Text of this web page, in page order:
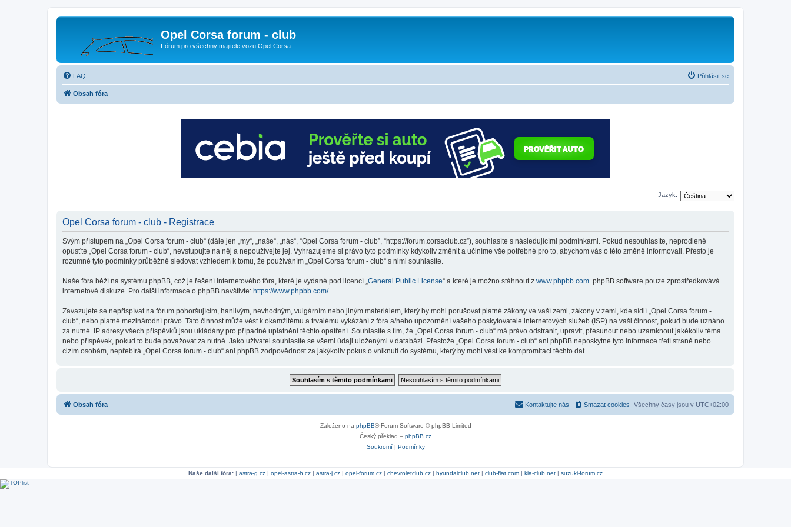
Opel Corsa forum - club
Fórum pro všechny majitele vozu Opel Corsa
FAQ Přihlásit se
Obsah fóra
Jazyk:
Opel Corsa forum - club - Registrace
Svým přístupem na „Opel Corsa forum - club“ (dále jen „my“, „naše“, „nás“, “Opel Corsa forum - club”, “https://forum.corsaclub.cz”), souhlasíte s následujícími podmínkami. Pokud nesouhlasíte, neprodleně
opusťte „Opel Corsa forum - club“, nevstupujte na něj a nepoužívejte jej. Vyhrazujeme si právo tyto podmínky kdykoliv změnit a učiníme vše potřebné pro to, abychom vás o této změně informovali. Přesto je
rozumné tyto podmínky průběžně sledovat vzhledem k tomu, že používáním „Opel Corsa forum - club“ s nimi souhlasíte.
Naše fóra běží na systému phpBB, což je řešení internetového fóra, které je vydané pod licencí „General Public License“ a které je možno stáhnout z www.phpbb.com. phpBB software pouze zprostředkovává
internetové diskuze. Pro další informace o phpBB navštivte: https://www.phpbb.com/.
Zavazujete se nepřispívat na fórum pohoršujícím, hanlivým, nevhodným, vulgárním nebo jiným materiálem, který by mohl porušovat platné zákony ve vaší zemi, zákony v zemi, kde sídlí „Opel Corsa forum -
club“, nebo platné mezinárodní právo. Tato činnost může vést k okamžitému a trvalému vykázání z fóra a/nebo upozornění vašeho poskytovatele internetových služeb (ISP) na vaši činnost, pokud bude uznáno
za nutné. IP adresy všech příspěvků jsou ukládány pro případné uplatnění těchto opatření. Souhlasíte s tím, že „Opel Corsa forum - club“ má právo odstranit, upravit, přesunout nebo uzamknout jakékoliv téma
nebo příspěvek, pokud to bude považovat za nutné. Jako uživatel souhlasíte se všemi údaji uloženými v databázi. Přestože „Opel Corsa forum - club“ ani phpBB neposkytne tyto informace třetí straně nebo
cizím osobám, nepřebírá „Opel Corsa forum - club“ ani phpBB zodpovědnost za jakýkoliv pokus o vniknutí do systému, který by mohl vést ke kompromitaci těchto dat.
Obsah fóra Všechny časy jsou v UTC+02:00
Smazat cookies
Kontaktujte nás
Založeno na phpBB® Forum Software © phpBB Limited
Český překlad – phpBB.cz
Soukromí| Podmínky
Naše další fóra: | astra-g.cz | opel-astra-h.cz | astra-j.cz | opel-forum.cz | chevroletclub.cz | hyundaiclub.net | club-fiat.com | kia-club.net | suzuki-forum.cz